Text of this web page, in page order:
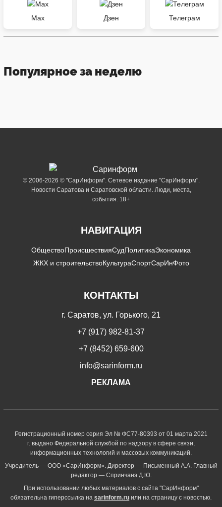
Max Дзен Телеграм
Популярное за неделю
© 2006-2026 © "СарИнформ". Сетевое издание "СарИнформ".
Новости Саратова и Саратовской области. Люди, места,
события. 18+
НАВИГАЦИЯ
ОбществоПроисшествияСудПолитикаЭкономика
ЖКХ и строительствоКультураСпортСарИнФото
КОНТАКТЫ
г. Саратов, ул. Горького, 21
+7 (917) 982-81-37
+7 (8452) 659-600
info@sarinform.ru
РЕКЛАМА
Регистрационный номер серия Эл № ФС77-80393 от 01 марта 2021
г. выдано Федеральной службой по надзору в сфере связи,
информационных технологий и массовых коммуникаций.
Учредитель — ООО «СарИнформ». Директор — Письменный А.А. Главный
редактор — Спринчанэ Д.Ю.
При использовании любых материалов с сайта "СарИнформ"
обязательна гиперссылка на sarinform.ru или на страницу с новостью.